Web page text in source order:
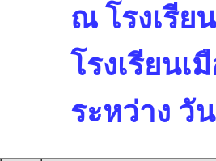
ณ โรงเรีย
โรงเรียน
ระหว่าง วั